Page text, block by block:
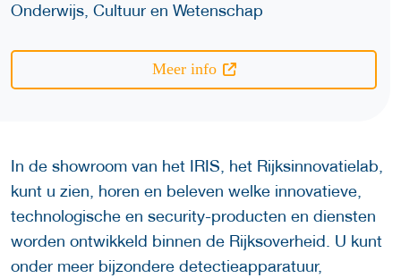
Onderwijs, Cultuur en Wetenschap
Meer info
In de showroom van het IRIS, het Rijksinnovatielab,
kunt u zien, horen en beleven welke innovatieve,
technologische en security-producten en diensten
worden ontwikkeld binnen de Rijksoverheid. U kunt
onder meer bijzondere detectieapparatuur,